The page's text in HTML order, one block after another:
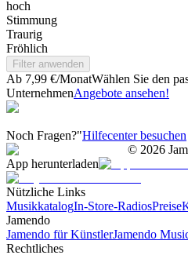
hoch
Stimmung
Traurig
Fröhlich
Filter anwenden
Ab 7,99 €/MonatWählen Sie den
UnternehmenAngebote ansehen!
Noch Fragen?"Hilfecenter besuchen
© 2026
App herunterladen
Nützliche Links
MusikkatalogIn-Store-RadiosPreise
Jamendo
Jamendo für KünstlerJamendo
Rechtliches